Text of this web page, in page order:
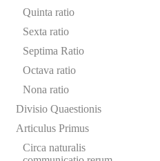
Quinta ratio
Sexta ratio
Septima Ratio
Octava ratio
Nona ratio
Divisio Quaestionis
Articulus Primus
Circa naturalis